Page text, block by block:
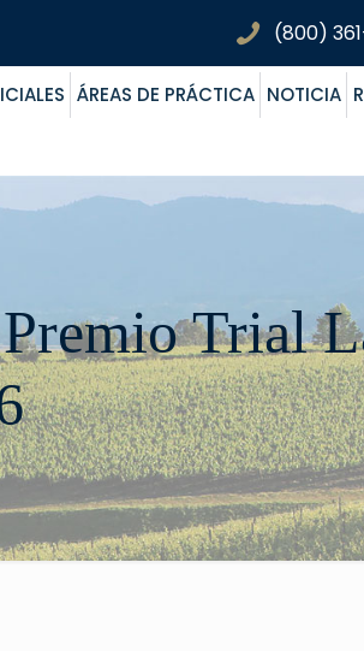
(800)
ÁREAS DE PRÁCTICA NOTICIA
Trial